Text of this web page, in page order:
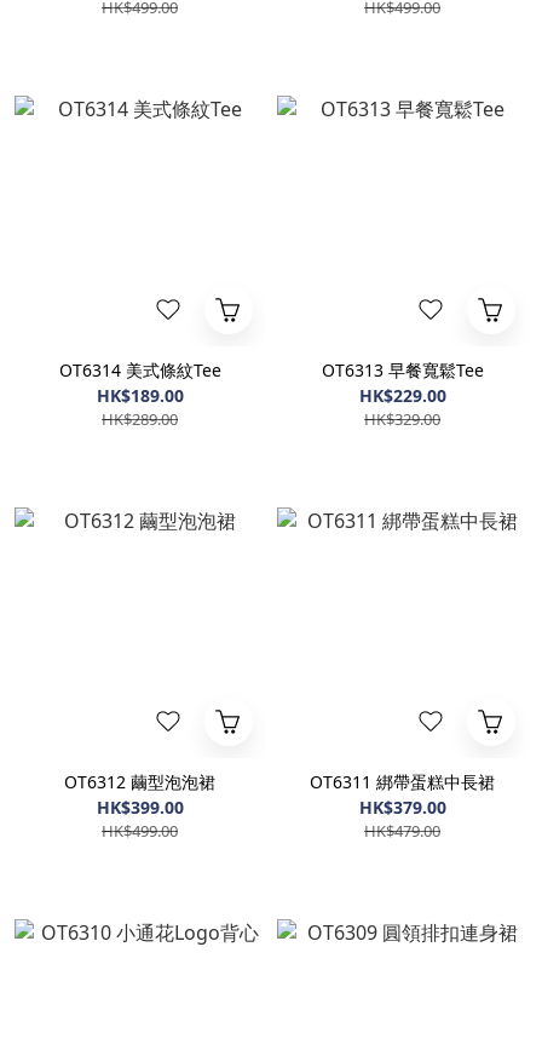
HK$499.00 HK$499.00
OT6314 美式條紋Tee
HK$189.00
HK$289.00
OT6313 早餐寬鬆Tee
HK$229.00
HK$329.00
OT6312 繭型泡泡裙
HK$399.00
HK$499.00
OT6311 綁帶蛋糕中長裙
HK$379.00
HK$479.00